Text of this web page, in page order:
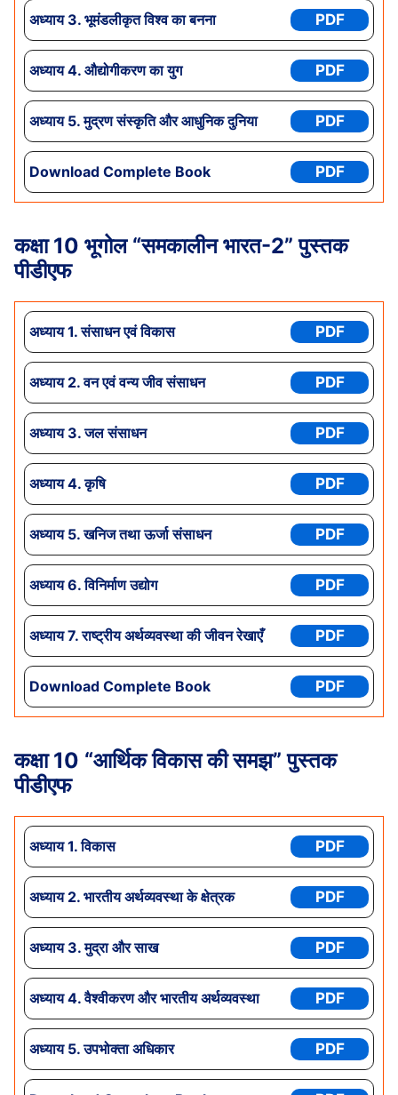
अध्याय 3. भूमंडलीकृत विश्व का बनना PDF
अध्याय4. औद्योगीकरण का युग PDF
अध्याय 5. मुद्रण संस्कृति और आधुनिक दुनिया PDF
Download Complete Book PDF
कक्षा 10 भूगोल “समकालीन भारत-2” पुस्तक
पीडीएफ
अध्याय 1.संसाधन एवं विकास PDF
अध्याय 2. वन एवं वन्य जीव संसाधन PDF
अध्याय 3. जल संसाधन PDF
अध्याय4. कृषि PDF
अध्याय 5. खनिज तथा ऊर्जा संसाधन PDF
अध्याय6. विनिर्माण उद्योग PDF
अध्याय7. राष्ट्रीय अर्थव्यवस्था की जीवन रेखाएँ PDF
Download Complete Book PDF
कक्षा 10 “आर्थिक विकास की समझ” पुस्तक
पीडीएफ
अध्याय 1.विकास PDF
अध्याय 2. भारतीय अर्थव्यवस्था के क्षेत्रक PDF
अध्याय 3. मुद्रा और साख PDF
अध्याय4. वैश्वीकरण और भारतीय अर्थव्यवस्था PDF
अध्याय 5. उपभोक्ता अधिकार PDF